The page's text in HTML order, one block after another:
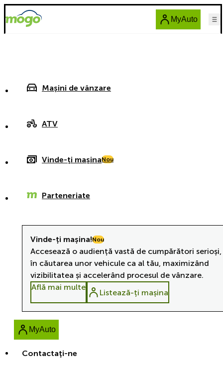
MyAuto
Mașini de vânzare
ATV
Vinde-ți mașinaNou
Parteneriate
Contactaţi-ne
Vinde-ți mașina!Nou
Accesează o audiență vastă de cumpărători
în căutarea unor vehicule ca al tău, maximizând
vizibilitatea și accelerând procesul de vânzare.
Află mai multe
Listează-ți mașina
MyAuto